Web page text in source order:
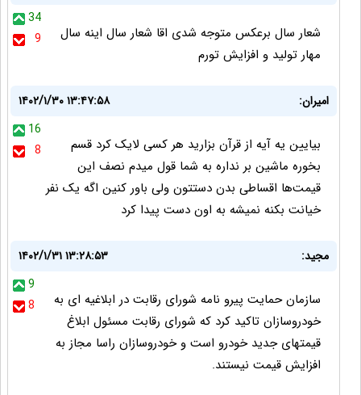
34
9
شعار سال برعکس متوجه شدی اقا شعار سال اینه سال
مهار تولید و افزایش تورم
امیران:
۱۴۰۲/۱/۳۰ ۱۳:۴۷:۵۸
16
8
بیایین یه آیه از قرآن بزارید هر کسی لایک کرد قسم
بخوره ماشین بر نداره به شما قول میدم نصف این
قیمت‌ها اقساطی بدن دستتون ولی باور کنین اگه یک نفر
خیانت بکنه نمیشه به اون دست پیدا کرد
مجید:
۱۴۰۲/۱/۳۱ ۱۳:۲۸:۵۳
9
8
سازمان حمایت پیرو نامه شورای رقابت در ابلاغیه ای به
خودروسازان تاکید کرد که شورای رقابت مسئول ابلاغ
قیمتهای جدید خودرو است و خودروسازان راسا مجاز به
افزایش قیمت نیستند.